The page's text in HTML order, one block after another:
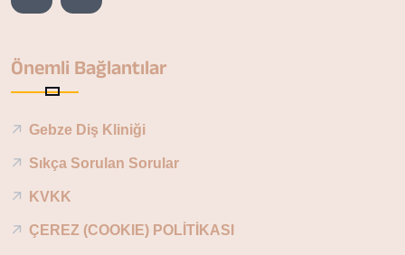
Önemli Bağlantılar
Gebze Diş Kliniği
Sıkça Sorulan Sorular
KVKK
ÇEREZ (COOKIE) POLİTİKASI